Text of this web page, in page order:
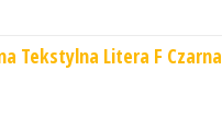
Tekstylna Litera F Czarna